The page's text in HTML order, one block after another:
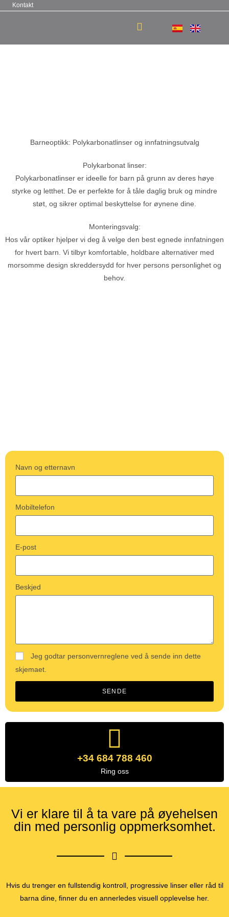
Kontakt
Barneoptikk: Polykarbonatlinser og innfatningsutvalg
Polykarbonat linser:
Polykarbonatlinser er ideelle for barn på grunn av deres høye
styrke og letthet. De er perfekte for å tåle daglig bruk og mindre
støt, og sikrer optimal beskyttelse for øynene dine.
Monteringsvalg:
Hos vår optiker hjelper vi deg å velge den best egnede innfatningen
for hvert barn. Vi tilbyr komfortable, holdbare alternativer med
morsomme design skreddersydd for hver persons personlighet og
behov.
Navn og etternavn
Mobiltelefon
E-post
Beskjed
Jeg godtar personvernreglene ved å sende inn dette
skjemaet.
SENDE
+34 684 788 460
Ring oss
Vi er klare til å ta vare på øyehelsen
din med personlig oppmerksomhet.
Hvis du trenger en fullstendig kontroll, progressive linser eller råd til
barna dine, finner du en annerledes visuell opplevelse her.